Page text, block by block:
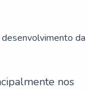
da
nos